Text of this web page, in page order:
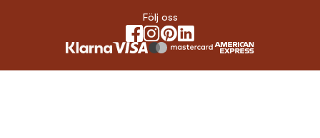
Följ oss